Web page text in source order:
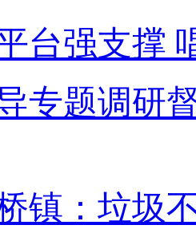
台强支撑
专题调研
镇：垃圾